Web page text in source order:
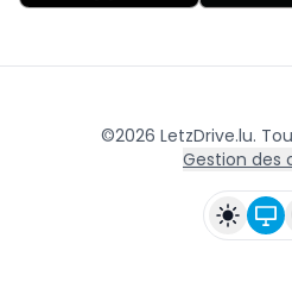
©2026 LetzDrive.lu.
Gestion des